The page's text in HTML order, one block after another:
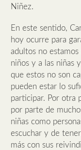
Niñez.
En este sentido,
hoy ocurre para
adultos no
niños y a las niñas
que estos no son
pueden estar lo
participar. Por otra
por parte de
niñas como
escuchar y de
más con sus